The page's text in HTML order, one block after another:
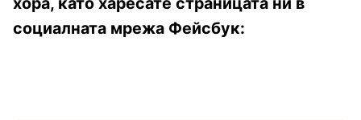
социалната мрежа Фейсбук: